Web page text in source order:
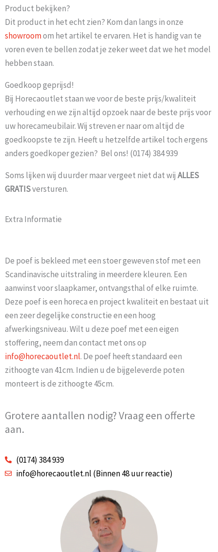
Product bekijken?
Dit product in het echt zien? Kom dan langs in onze
showroomom het artikel te ervaren. Het is handig van te
voren even te bellen zodat je zeker weet dat we het model
hebben staan.
Goedkoop geprijsd!
Bij Horecaoutlet staan we voor de beste prijs/kwaliteit
verhouding en we zijn altijd opzoek naar de beste prijs voor
uw horecameubilair. Wij streven er naar om altijd de
goedkoopste te zijn. Heeft u hetzelfde artikel toch ergens
anders goedkoper gezien? Bel ons! (0174) 384 939
Soms lijken wij duurder maar vergeet niet dat wij ALLES
GRATISversturen.
Extra Informatie
De poef is bekleed met een stoer geweven stof met een
Scandinavische uitstraling in meerdere kleuren. Een
aanwinst voor slaapkamer, ontvangsthal of elke ruimte.
Deze poef is een horeca en project kwaliteit en bestaat uit
een zeer degelijke constructie en een hoog
afwerkingsniveau. Wilt u deze poef met een eigen
stoffering, neem dan contact met ons op
info@horecaoutlet.nl. De poef heeft standaard een
zithoogte van 41cm. Indien u de bijgeleverde poten
monteert is de zithoogte 45cm.
Grotere aantallen nodig? Vraag een offerte
aan.
(0174) 384 939
info@horecaoutlet.nl (Binnen 48 uur reactie)